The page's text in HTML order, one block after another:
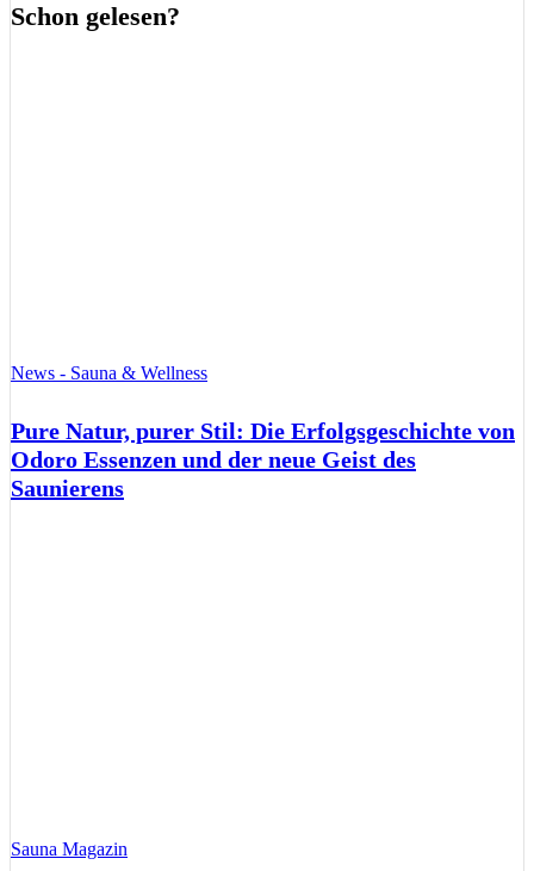
Schon gelesen?
News - Sauna & Wellness
Pure Natur, purer Stil: Die Erfolgsgeschichte von
Odoro Essenzen und der neue Geist des
Saunierens
Sauna Magazin